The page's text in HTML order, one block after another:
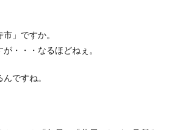
」ですか。
・・・なるほどねぇ。
ですね。